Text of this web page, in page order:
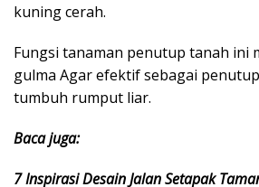
kuning cerah.
Fungsi tanaman penutup tanah ini
gulma Agar efektif sebagai
tumbuh rumput liar.
Baca juga:
7 Inspirasi Desain Jalan Setapak